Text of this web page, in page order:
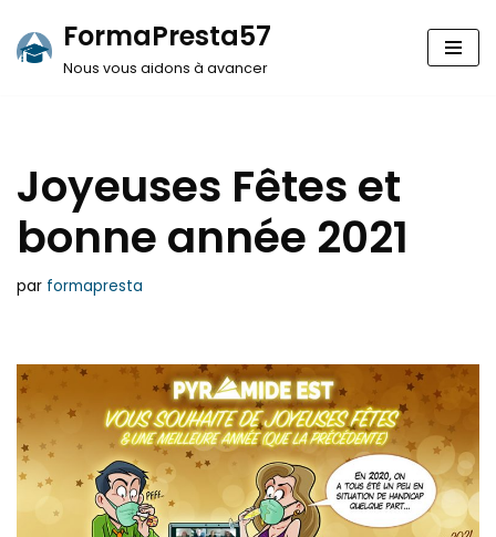
Aller
FormaPresta57
Nous vous aidons à avancer
Joyeuses Fêtes et
bonne année 2021
par formapresta